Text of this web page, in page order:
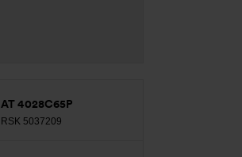
AT 4028C65P
RSK 5037209